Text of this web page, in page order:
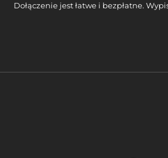
Dołączenie jest łatwe i bezpłatne.